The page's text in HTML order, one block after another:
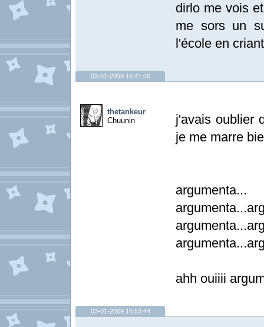
dirlo me vois
me sors un
l'école en
03-01-2009 16:41:00
thetankeur
Chuunin
j'avais oublier
je me marre
argumenta...
ahh ouiiii
03-01-2009 16:53:44